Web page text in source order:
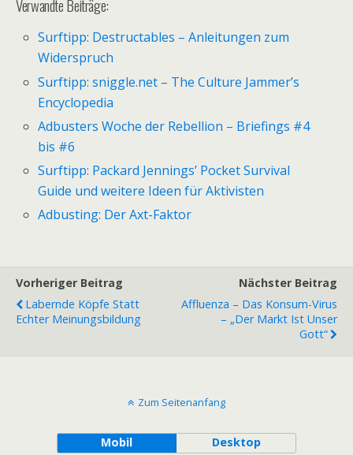
Verwandte Beiträge:
Surftipp: Destructables – Anleitungen zum
Widerspruch
Surftipp: sniggle.net – The Culture Jammer’s
Encyclopedia
Adbusters Woche der Rebellion – Briefings #4
bis #6
Surftipp: Packard Jennings’ Pocket Survival
Guide und weitere Ideen für Aktivisten
Adbusting: Der Axt-Faktor
Vorheriger Beitrag
Labernde Köpfe Statt
Echter Meinungsbildung
Nächster Beitrag
Affluenza – Das Konsum-Virus
– „Der Markt Ist Unser
Gott“
Zum Seitenanfang
Mobil Desktop